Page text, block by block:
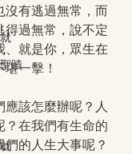
蹟
沒有逃過無常，而
得過無常，說不定
、就是你，眾生在
一擊！
該怎麼辦呢？人
？在我們有生命的
的人生大事呢？